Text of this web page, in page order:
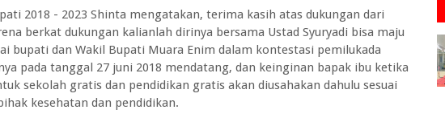
2018 - 2023 Shinta mengatakan, terima kasih atas dukungan dari
berkat dukungan kalianlah dirinya bersama Ustad Syuryadi bisa maju
bupati dan Wakil Bupati Muara Enim dalam kontestasi pemilukada
pada tanggal 27 juni 2018 mendatang, dan keinginan bapak ibu ketika
sekolah gratis dan pendidikan gratis akan diusahakan dahulu sesuai
kesehatan dan pendidikan.